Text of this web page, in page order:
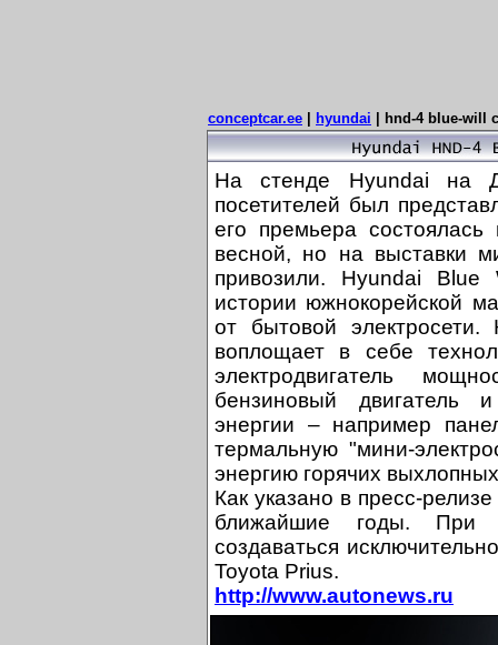
conceptcar.ee hyundai hnd-4 blue-will
На стенде Hyundai на
посетителей был
его премьера
весной, но на выставки
привозили. Hyundai
истории южнокорейской
от бытовой электросети.
воплощает в себе
электродвигатель
бензиновый двигатель
энергии – например
термальную "мини-
энергию горячих
Как указано в пресс-
ближайшие годы. При
создаваться
Toyota Prius.
http://www.autonews.ru